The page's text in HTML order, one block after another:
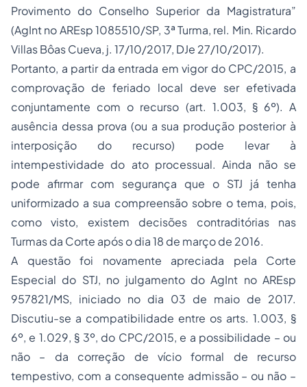
Provimento do Conselho Superior da Magistratura”
(AgInt no AREsp 1085510/SP, 3ª Turma, rel. Min. Ricardo
Villas Bôas Cueva, j. 17/10/2017, DJe 27/10/2017).
Portanto, a partir da entrada em vigor do CPC/2015, a
comprovação de feriado local deve ser efetivada
conjuntamente com o recurso (art. 1.003, § 6º). A
ausência dessa prova (ou a sua produção posterior à
interposição do recurso) pode levar à
intempestividade do ato processual. Ainda não se
pode afirmar com segurança que o STJ já tenha
uniformizado a sua compreensão sobre o tema, pois,
como visto, existem decisões contraditórias nas
Turmas da Corte após o dia 18 de março de 2016.
A questão foi novamente apreciada pela Corte
Especial do STJ, no julgamento do AgInt no AREsp
957821/MS, iniciado no dia 03 de maio de 2017.
Discutiu-se a compatibilidade entre os arts. 1.003, §
6º, e 1.029, § 3º, do CPC/2015, e a possibilidade – ou
não – da correção de vício formal de recurso
tempestivo, com a consequente admissão – ou não –